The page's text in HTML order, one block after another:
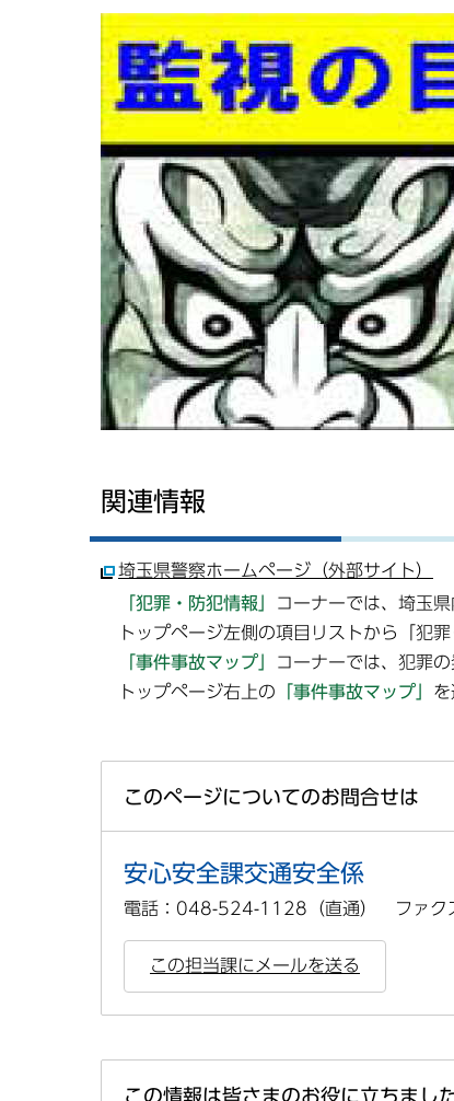
関連情報
埼玉県警察ホームページ（外部サイト）
「犯罪・防犯情報」
コーナーでは、埼玉
トップページ左側の項目リストから「犯
「事件事故マップ」
コーナーでは、犯罪
トップページ右上の 「事件事故マップ」 を
このページについてのお問合せは
安心安全課交通安全係
電話：048-524-1128（直通） ファ
この担当課にメールを送る
この情報は皆さまのお役に立ちまし